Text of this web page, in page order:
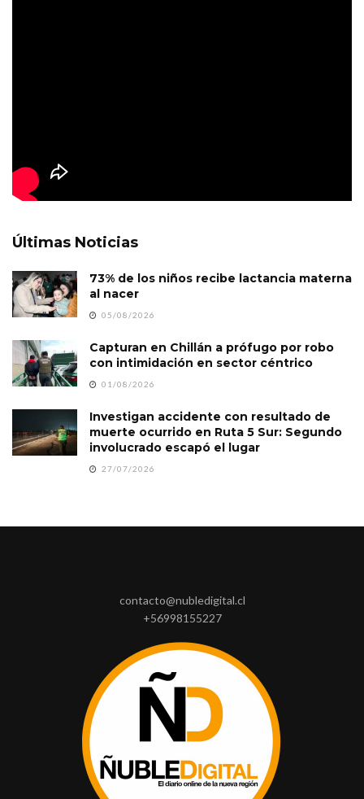
Últimas Noticias
73% de los niños recibe lactancia materna
al nacer
05/08/2026
Capturan en Chillán a prófugo por robo
con intimidación en sector céntrico
01/08/2026
Investigan accidente con resultado de
muerte ocurrido en Ruta 5 Sur: Segundo
involucrado escapó el lugar
27/07/2026
contacto@nubledigital.cl
+56998155227